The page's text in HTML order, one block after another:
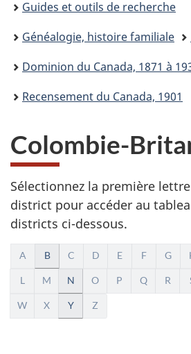
ici :
Guides et outils de recherche
Généalogie, histoire familiale
Dominion du Canada, 1871 à
Recensement du Canada, 1901
Colombie-
Sélectionnez la première
district pour accéder au
districts ci-dessous.
N
a
v
A B C D E F G
L M N O P Q R
W X Y Z